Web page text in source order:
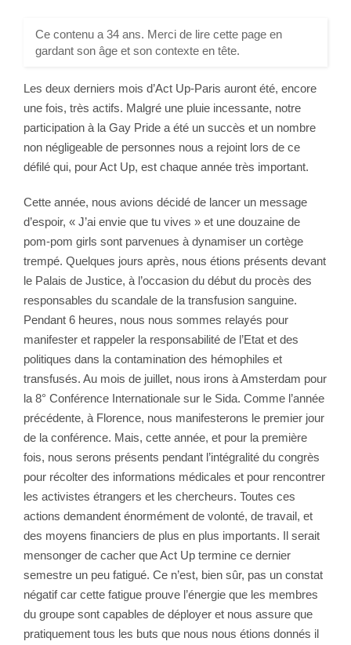
Ce contenu a 34 ans. Merci de lire cette page en
gardant son âge et son contexte en tête.
Les deux derniers mois d’Act Up-Paris auront été, encore
une fois, très actifs. Malgré une pluie incessante, notre
participation à la Gay Pride a été un succès et un nombre
non négligeable de personnes nous a rejoint lors de ce
défilé qui, pour Act Up, est chaque année très important.
Cette année, nous avions décidé de lancer un message
d’espoir, « J’ai envie que tu vives » et une douzaine de
pom-pom girls sont parvenues à dynamiser un cortège
trempé. Quelques jours après, nous étions présents devant
le Palais de Justice, à l’occasion du début du procès des
responsables du scandale de la transfusion sanguine.
Pendant 6 heures, nous nous sommes relayés pour
manifester et rappeler la responsabilité de l’Etat et des
politiques dans la contamination des hémophiles et
transfusés. Au mois de juillet, nous irons à Amsterdam pour
la 8° Conférence Internationale sur le Sida. Comme l’année
précédente, à Florence, nous manifesterons le premier jour
de la conférence. Mais, cette année, et pour la première
fois, nous serons présents pendant l’intégralité du congrès
pour récolter des informations médicales et pour rencontrer
les activistes étrangers et les chercheurs. Toutes ces
actions demandent énormément de volonté, de travail, et
des moyens financiers de plus en plus importants. Il serait
mensonger de cacher que Act Up termine ce dernier
semestre un peu fatigué. Ce n’est, bien sûr, pas un constat
négatif car cette fatigue prouve l’énergie que les membres
du groupe sont capables de déployer et nous assure que
pratiquement tous les buts que nous nous étions donnés il